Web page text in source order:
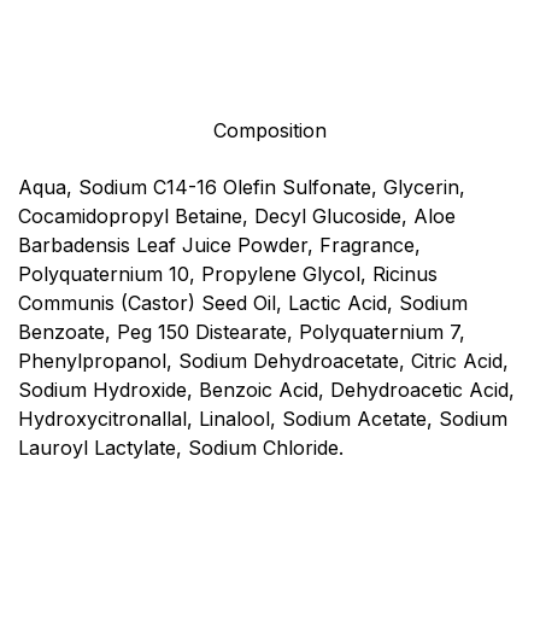
Composition
Aqua, Sodium C14-16 Olefin Sulfonate, Glycerin,
Cocamidopropyl Betaine, Decyl Glucoside, Aloe
Barbadensis Leaf Juice Powder, Fragrance,
Polyquaternium 10, Propylene Glycol, Ricinus
Communis (Castor) Seed Oil, Lactic Acid, Sodium
Benzoate, Peg 150 Distearate, Polyquaternium 7,
Phenylpropanol, Sodium Dehydroacetate, Citric Acid,
Sodium Hydroxide, Benzoic Acid, Dehydroacetic Acid,
Hydroxycitronallal, Linalool, Sodium Acetate, Sodium
Lauroyl Lactylate, Sodium Chloride.